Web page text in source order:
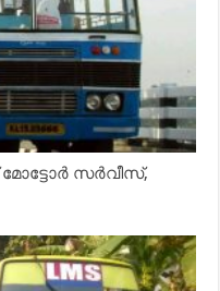
സര്‍വീസ്,